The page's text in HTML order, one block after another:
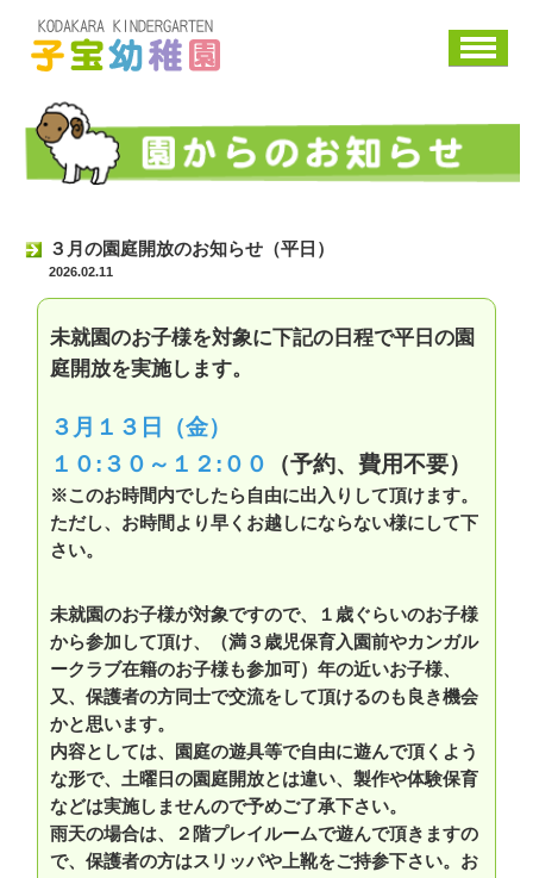
３月の園庭開放のお知らせ（平日）
2026.02.11
未就園のお子様を対象に下記の日程で平日の園
庭開放を実施します。
３月１３日（金）
１０:３０～１２:００
（予約、費用不要）
※このお時間内でしたら自由に出入りして頂けます。
ただし、お時間より早くお越しにならない様にして下
さい。
未就園のお子様が対象ですので、１歳ぐらいのお子様
から参加して頂け、（満３歳児保育入園前やカンガル
ークラブ在籍のお子様も参加可）年の近いお子様、
又、保護者の方同士で交流をして頂けるのも良き機会
かと思います。
内容としては、園庭の遊具等で自由に遊んで頂くよう
な形で、土曜日の園庭開放とは違い、製作や体験保育
などは実施しませんので予めご了承下さい。
雨天の場合は、２階プレイルームで遊んで頂きますの
で、保護者の方はスリッパや上靴をご持参下さい。お